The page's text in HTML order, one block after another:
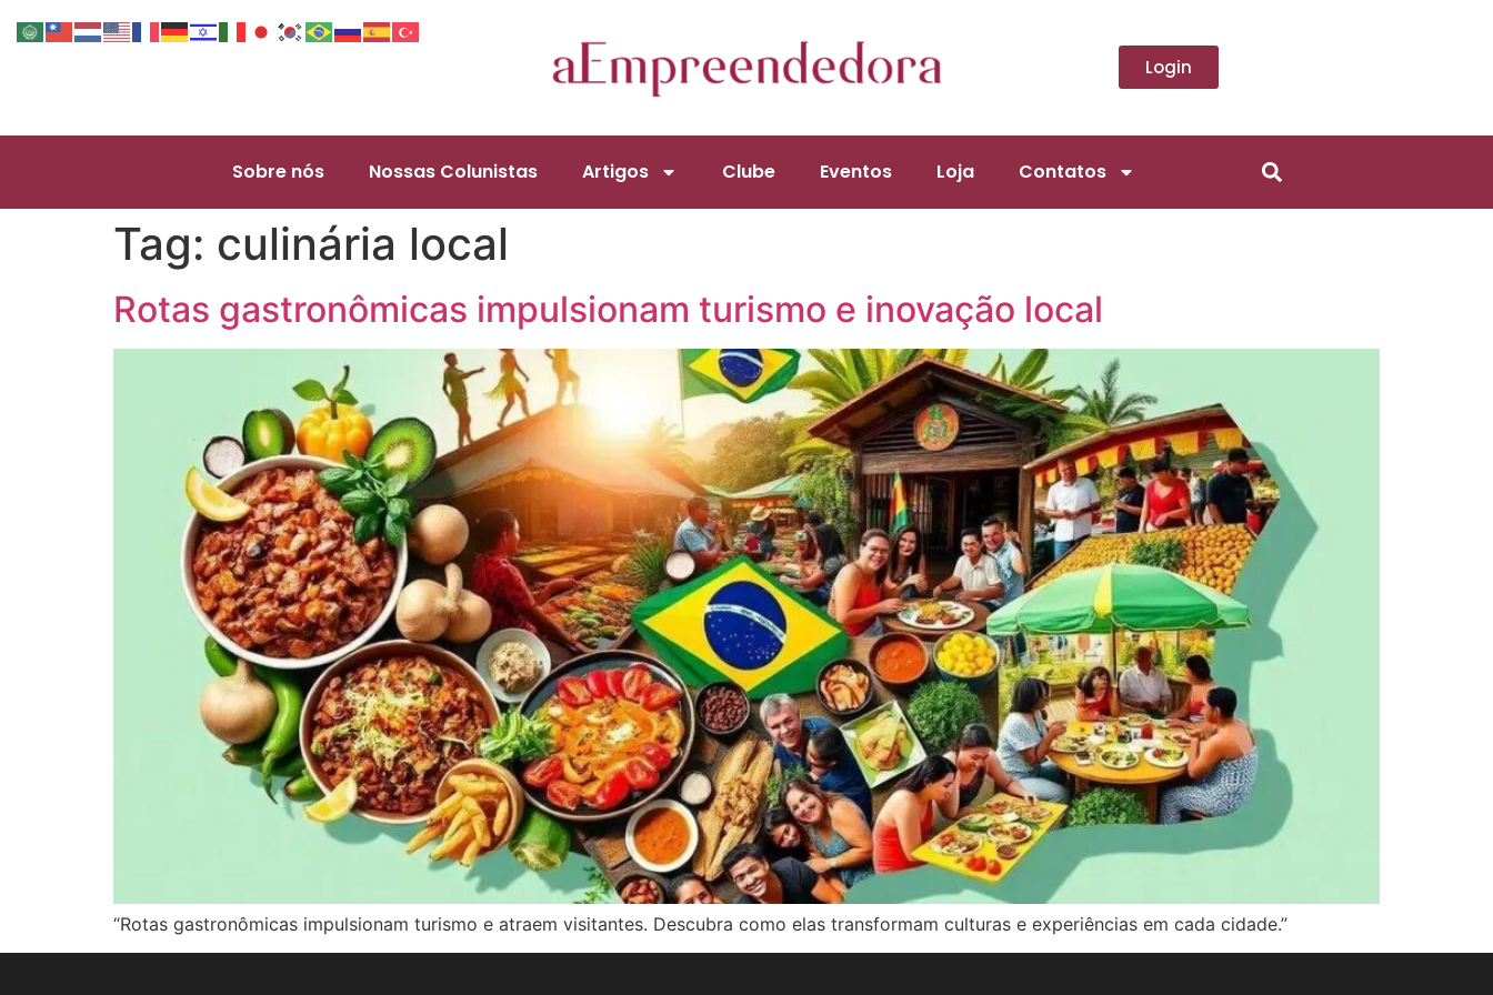
Login
Sobre nós Nossas Colunistas Artigos Clube Eventos Loja Contatos
Tag: culinária local
Rotas gastronômicas impulsionam turismo e inovação local
“Rotas gastronômicas impulsionam turismo e atraem visitantes. Descubra como elas transformam culturas e experiências em cada cidade.”